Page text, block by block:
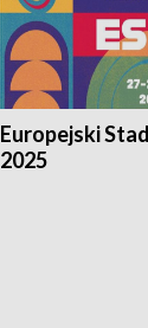
Europejski
2025